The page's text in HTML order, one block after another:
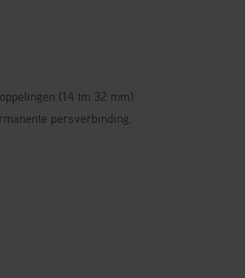
(14 tm 32 mm)
persverbinding.